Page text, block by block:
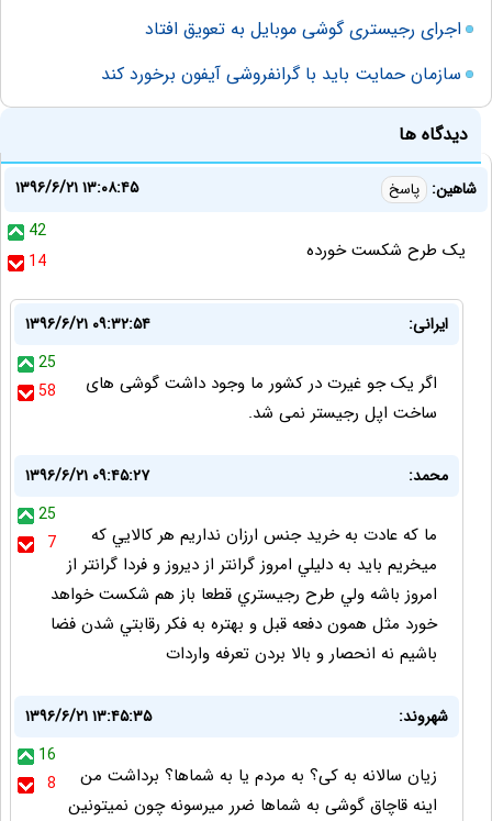
اجرای رجیستری گوشی موبایل به تعویق افتاد
سازمان حمایت باید با گرانفروشی‌ آیفون برخورد کند
دیدگاه ها
شاهین: پاسخ
۱۳۹۶/۶/۲۱ ۱۳:۰۸:۴۵
42
14
یک طرح شکست خورده
ایرانی:
۱۳۹۶/۶/۲۱ ۰۹:۳۲:۵۴
25
58
اگر یک جو غیرت در کشور ما وجود داشت گوشی های
ساخت اپل رجیستر نمی شد.
محمد:
۱۳۹۶/۶/۲۱ ۰۹:۴۵:۲۷
25
7
ما كه عادت به خريد جنس ارزان نداريم هر كالايي كه
ميخريم بايد به دليلي امروز گرانتر از ديروز و فردا گرانتر از
امروز باشه ولي طرح رجيستري قطعا باز هم شكست خواهد
خورد مثل همون دفعه قبل و بهتره به فكر رقابتي شدن فضا
باشيم نه انحصار و بالا بردن تعرفه واردات
شهروند:
۱۳۹۶/۶/۲۱ ۱۳:۴۵:۳۵
16
8
زیان سالانه به کی؟ به مردم یا به شماها؟ برداشت من
اینه قاچاق گوشی به شماها ضرر میرسونه چون نمیتونین